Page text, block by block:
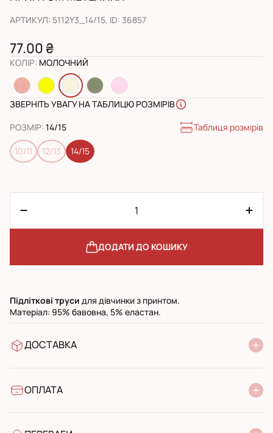
АРТИКУЛ: 5112Y3_14/15, ID: 36857
77.00 ₴
КОЛІР: МОЛОЧНИЙ
ЗВЕРНІТЬ УВАГУ НА ТАБЛИЦЮ РОЗМІРІВ
РОЗМІР: 14/15 Таблиця розмірів
10/11 12/13 14/15
ДОДАТИ ДО КОШИКУ
Підліткові труси для дівчинки з принтом.
Матеріал: 95% бавовна, 5% еластан.
ДОСТАВКА
УкрПошта стандарт
ОПЛАТА
Банківський переказ